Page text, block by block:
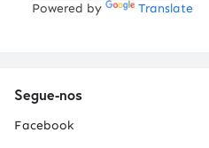
Powered by Translate
Segue-nos
Facebook